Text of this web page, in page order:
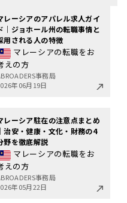
レーシアのアパレル求人ガイ
｜ジョホール州の転職事情と
用される人の特徴
マレーシアの転職をお
えの方
事務局
年06月19日
レーシア駐在の注意点まとめ
｜治安・健康・文化・財務の4
野を徹底解説
マレーシアの転職をお
えの方
事務局
年05月22日